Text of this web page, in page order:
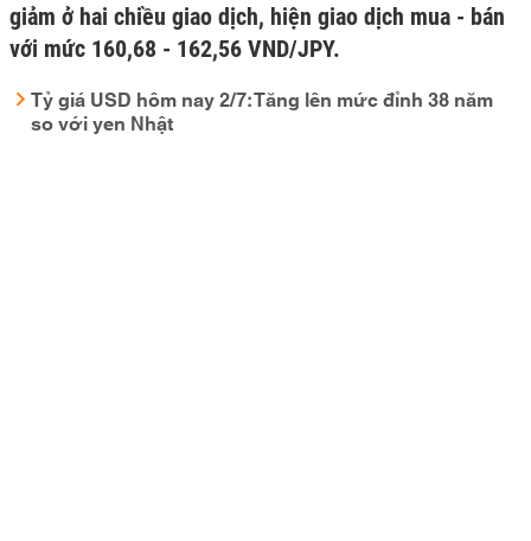
giảm ở hai chiều giao dịch, hiện giao dịch mua - bán
với mức 160,68 - 162,56 VND/JPY.
Tỷ giá USD hôm nay 2/7: Tăng lên mức đỉnh 38 năm
so với yen Nhật